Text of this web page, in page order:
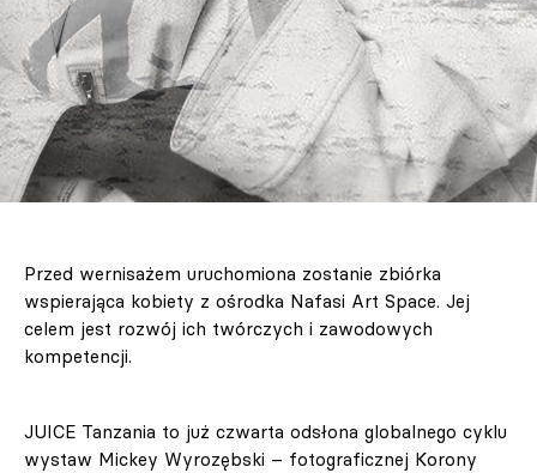
Przed wernisażem uruchomiona zostanie zbiórka
wspierająca kobiety z ośrodka Nafasi Art Space. Jej
celem jest rozwój ich twórczych i zawodowych
kompetencji.
JUICE Tanzania to już czwarta odsłona globalnego cyklu
wystaw Mickey Wyrozębski – fotograficznej Korony